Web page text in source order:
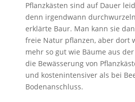
Pflanzkästen sind auf Dauer
denn irgendwann
erklärte Baur. Man kann sie
freie Natur pflanzen, aber dort
mehr so gut wie Bäume aus
die Bewässerung von
und kostenintensiver als bei
Bodenanschluss.